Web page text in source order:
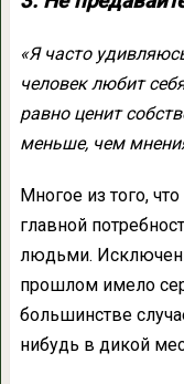
«Я часто
человек любит
равно ценит
меньше, чем
Многое из того,
главной
людьми.
прошлом имело
большинстве
нибудь в дикой